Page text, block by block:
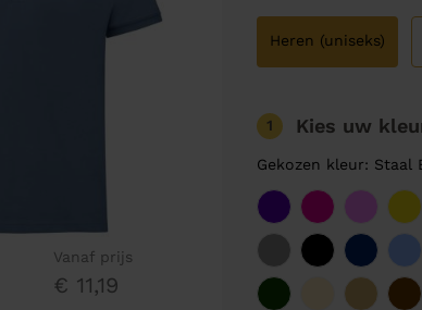
Vanaf prijs
€ 11,19
Heren (uniseks)
1 Kies uw
Gekozen kleur: Staal